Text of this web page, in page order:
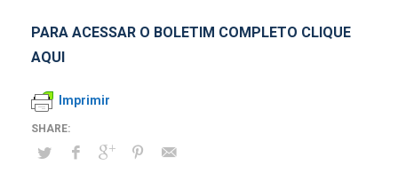
PARA ACESSAR O BOLETIM COMPLETO CLIQUE
AQUI
Imprimir